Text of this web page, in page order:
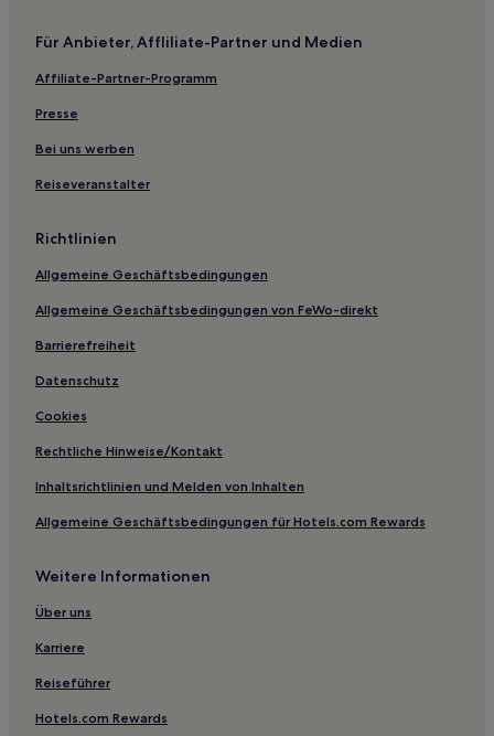
Für Anbieter, Affliliate-Partner und Medien
Affiliate-Partner-Programm
Presse
Bei uns werben
Reiseveranstalter
Richtlinien
Allgemeine Geschäftsbedingungen
Allgemeine Geschäftsbedingungen von FeWo-direkt
Barrierefreiheit
Datenschutz
Cookies
Rechtliche Hinweise/Kontakt
Inhaltsrichtlinien und Melden von Inhalten
Allgemeine Geschäftsbedingungen für Hotels.com Rewards
Weitere Informationen
Über uns
Karriere
Reiseführer
Hotels.com Rewards